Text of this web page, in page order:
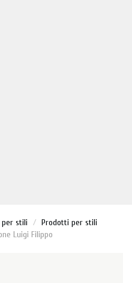
stili
Prodotti per stili
Luigi Filippo